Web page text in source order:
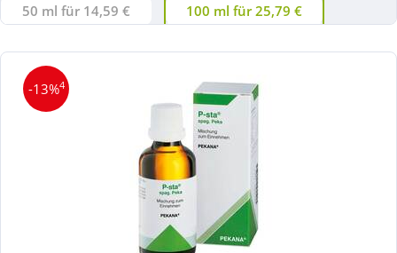
50 ml für 14,59 € 100 ml für 25,79 €
-13%4